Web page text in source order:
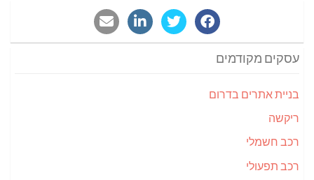
עסקים מקודמים
בניית אתרים בדרום
ריקשה
רכב חשמלי
רכב תפעולי